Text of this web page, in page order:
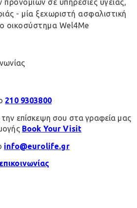
προνομίων σε υπηρεσίες υγείας,
- μία ξεχωριστή ασφαλιστική
οικοσύστημα Wel4Me
210 9303800
επίσκεψη σου στα γραφεία μας
Book Your Visit
info@eurolife.gr